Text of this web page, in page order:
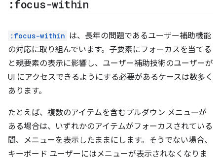
:focus-within
:focus-within は、長年の問題であるユーザー補助機能
の対応に取り組んでいます。子要素にフォーカスを当てる
と親要素の表示に影響し、ユーザー補助技術のユーザーが
UI にアクセスできるようにする必要があるケースは数多く
あります。
たとえば、複数のアイテムを含むプルダウン メニューが
ある場合は、いずれかのアイテムがフォーカスされている
間、メニューを表示したままにします。そうでない場合、
キーボード ユーザーにはメニューが表示されなくなりま